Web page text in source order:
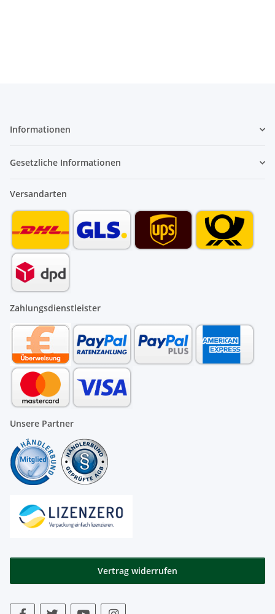
Informationen
Gesetzliche Informationen
Versandarten
Zahlungsdienstleister
Unsere Partner
Vertrag widerrufen